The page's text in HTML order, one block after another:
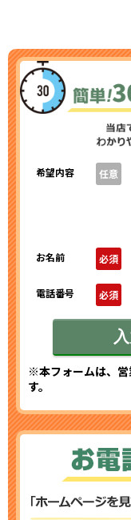
希望内容 任意
お名前 必須
電話番号 必須
※本フォームは、営
す。